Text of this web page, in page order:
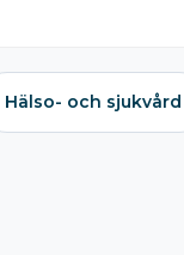
Hälso- och sjukvård